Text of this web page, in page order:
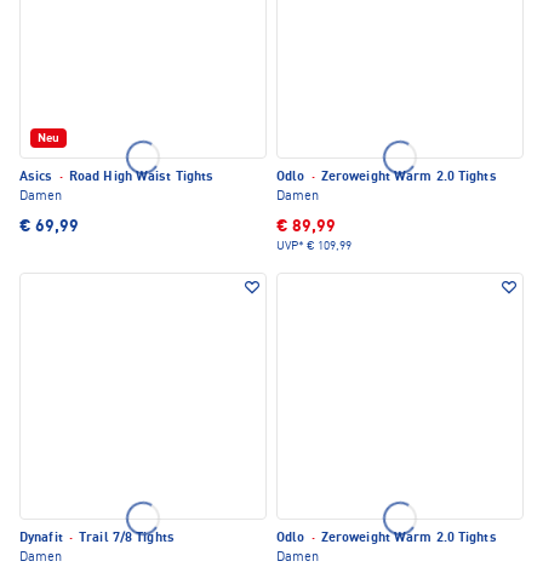
Neu
Asics · Road High Waist Tights
Damen
€ 69,99
Odlo · Zeroweight Warm 2.0 Tights
Damen
€ 89,99
UVP* € 109,99
Dynafit ·
Trail 7/8 Tights
Damen
Odlo · Zeroweight Warm 2.0 Tights
Damen